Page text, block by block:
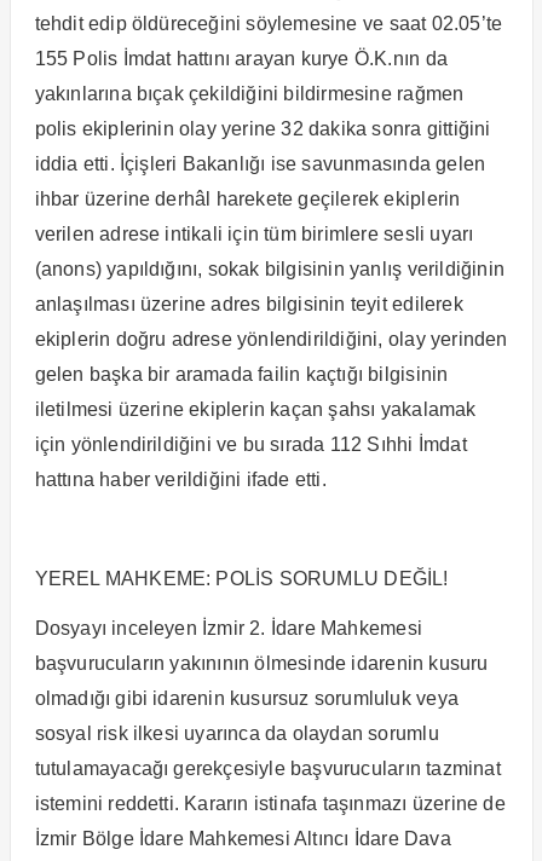
tehdit edip öldüreceğini söylemesine ve saat 02.05’te
155 Polis İmdat hattını arayan kurye Ö.K.nın da
yakınlarına bıçak çekildiğini bildirmesine rağmen
polis ekiplerinin olay yerine 32 dakika sonra gittiğini
iddia etti. İçişleri Bakanlığı ise savunmasında gelen
ihbar üzerine derhâl harekete geçilerek ekiplerin
verilen adrese intikali için tüm birimlere sesli uyarı
(anons) yapıldığını, sokak bilgisinin yanlış verildiğinin
anlaşılması üzerine adres bilgisinin teyit edilerek
ekiplerin doğru adrese yönlendirildiğini, olay yerinden
gelen başka bir aramada failin kaçtığı bilgisinin
iletilmesi üzerine ekiplerin kaçan şahsı yakalamak
için yönlendirildiğini ve bu sırada 112 Sıhhi İmdat
hattına haber verildiğini ifade etti.
YEREL MAHKEME: POLİS SORUMLU DEĞİL!
Dosyayı inceleyen İzmir 2. İdare Mahkemesi
başvurucuların yakınının ölmesinde idarenin kusuru
olmadığı gibi idarenin kusursuz sorumluluk veya
sosyal risk ilkesi uyarınca da olaydan sorumlu
tutulamayacağı gerekçesiyle başvurucuların tazminat
istemini reddetti. Kararın istinafa taşınmazı üzerine de
İzmir Bölge İdare Mahkemesi Altıncı İdare Dava